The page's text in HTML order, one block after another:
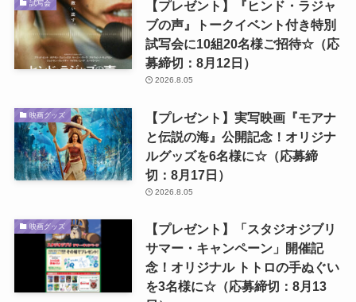
試写会
【プレゼント】『ヒンド・ラジャ
ブの声』トークイベント付き特別
試写会に10組20名様ご招待☆（応
募締切：8月12日）
2026.8.05
映画グッズ
【プレゼント】実写映画『モアナ
と伝説の海』公開記念！オリジナ
ルグッズを6名様に☆（応募締
切：8月17日）
2026.8.05
映画グッズ
【プレゼント】「スタジオジブリ
サマー・キャンペーン」開催記
念！オリジナル トトロの手ぬぐい
を3名様に☆（応募締切：8月13